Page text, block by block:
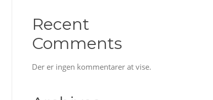
Recent
Comments
Der er ingen kommentarer at vise.